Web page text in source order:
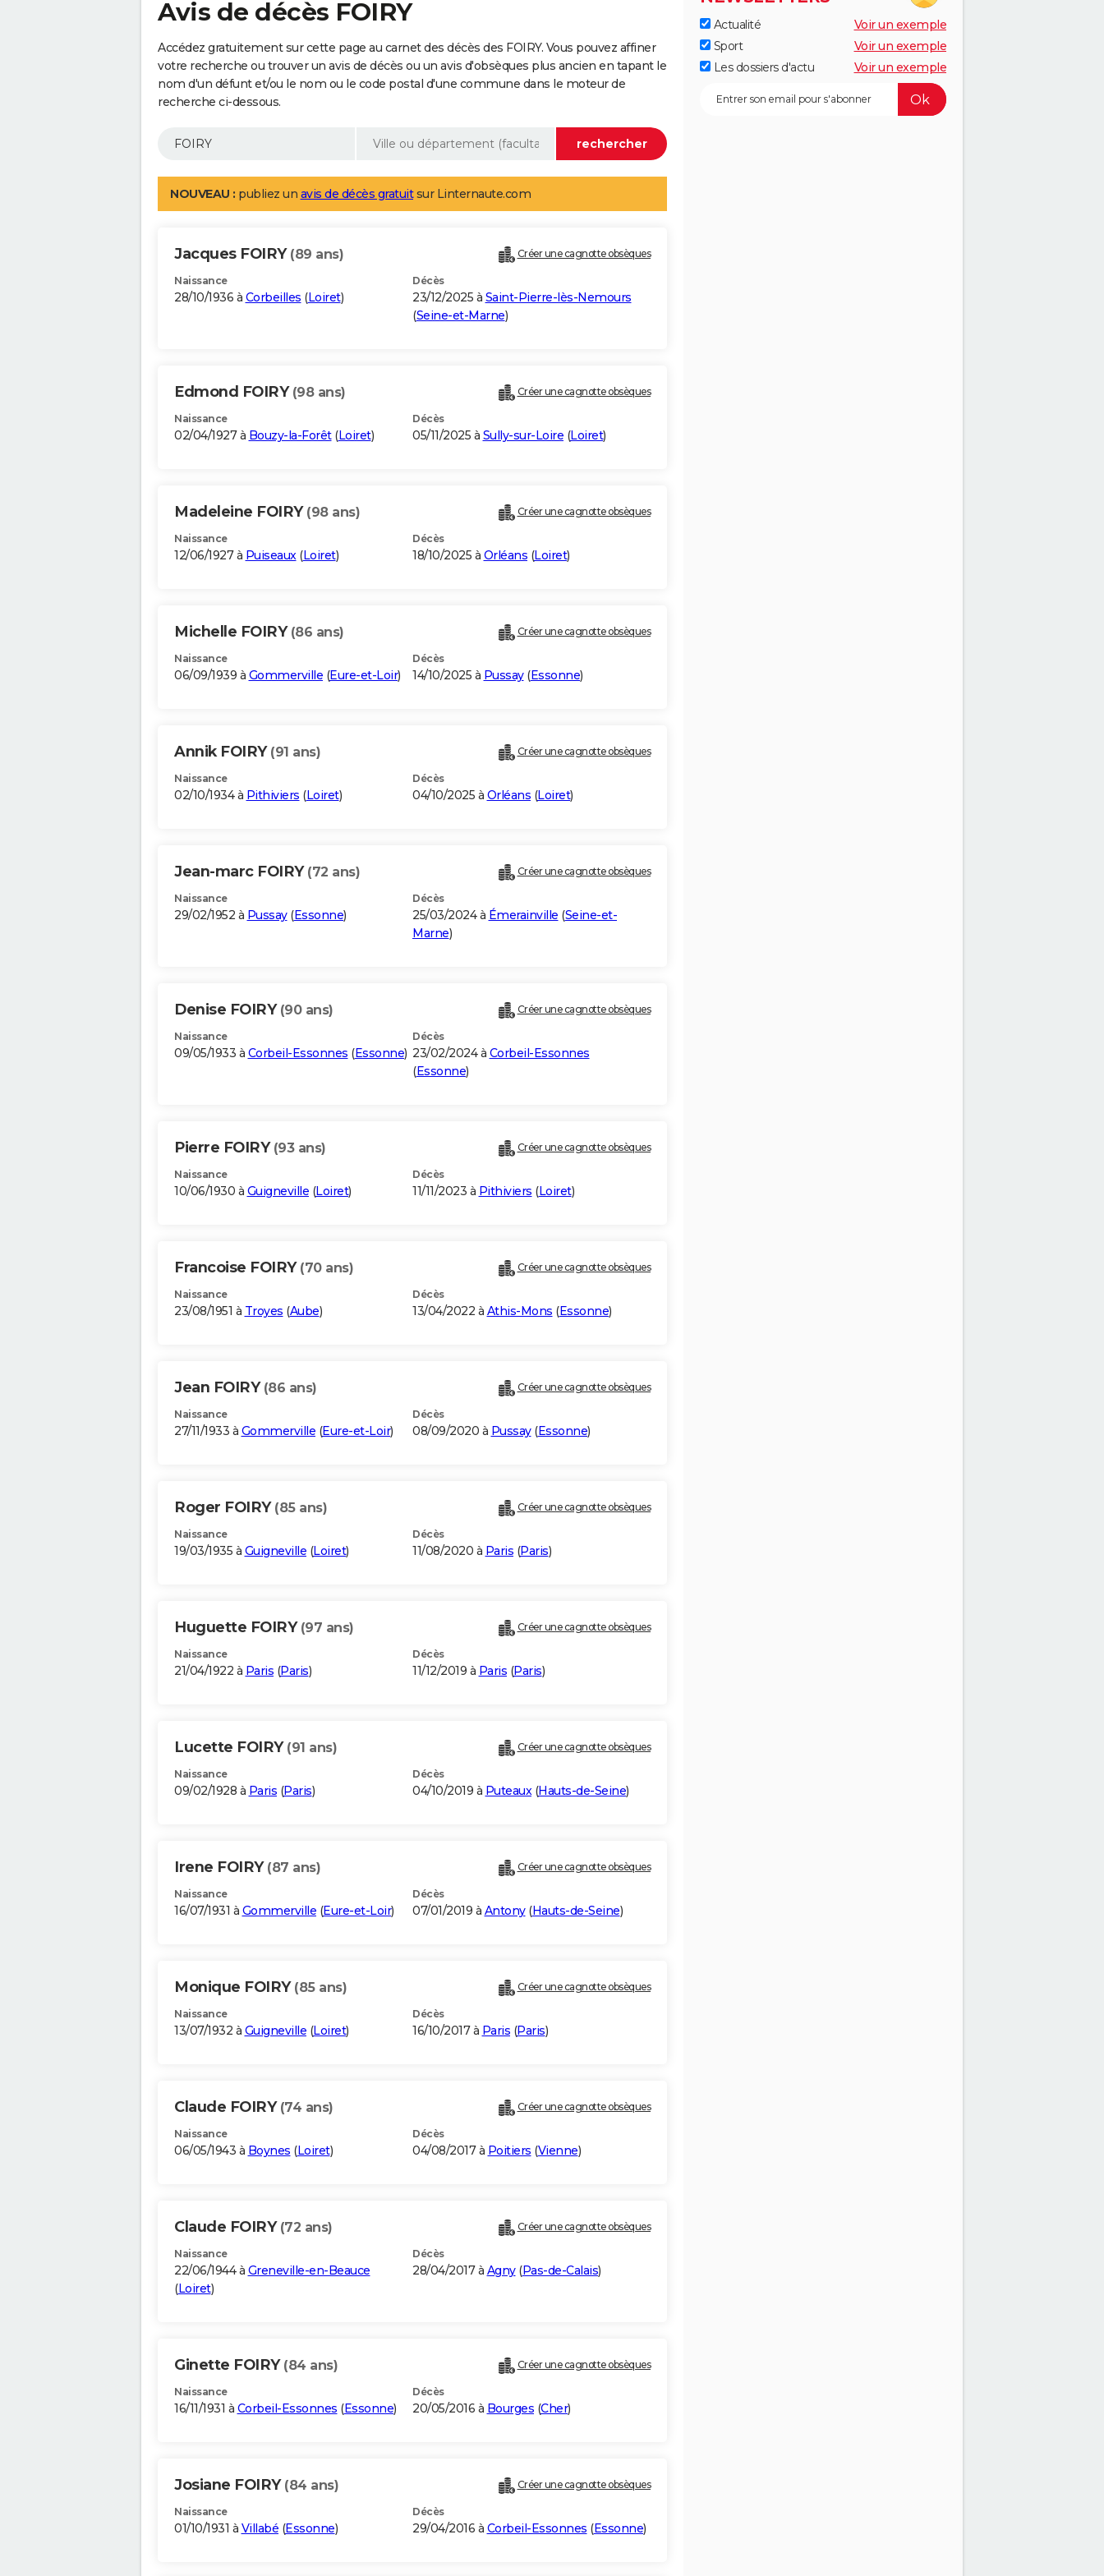
Avis de décès FOIRY
Accédez gratuitement sur cette page au carnet des décès des FOIRY. Vous pouvez affiner
votre recherche ou trouver un avis de décès ou un avis d'obsèques plus ancien en tapant le
nom d'un défunt et/ou le nom ou le code postal d'une commune dans le moteur de
recherche ci-dessous.
NOUVEAU : publiez un avis de décès gratuitsur Linternaute.com
Jacques FOIRY (89 ans) Créer une cagnotte obsèques
Naissance
28/10/1936 à Corbeilles (Loiret)
Décès
23/12/2025 à Saint-Pierre-lès-Nemours
(Seine-et-Marne)
Edmond FOIRY (98 ans) Créer une cagnotte obsèques
Naissance
02/04/1927 à Bouzy-la-Forêt(Loiret)
Décès
05/11/2025 à Sully-sur-Loire (Loiret)
Madeleine FOIRY (98 ans) Créer une cagnotte obsèques
Naissance
12/06/1927 à Puiseaux(Loiret)
Décès
18/10/2025 à Orléans (Loiret)
Michelle FOIRY (86 ans) Créer une cagnotte obsèques
Naissance
06/09/1939 à Gommerville (Eure-et-Loir)
Décès
14/10/2025 à Pussay(Essonne)
Annik FOIRY (91 ans) Créer une cagnotte obsèques
Naissance
02/10/1934 à Pithiviers (Loiret)
Décès
04/10/2025 à Orléans (Loiret)
Jean-marc FOIRY (72 ans) Créer une cagnotte obsèques
Naissance
29/02/1952 à Pussay(Essonne)
Décès
25/03/2024 à Émerainville (Seine-et-
Marne)
Denise FOIRY (90 ans) Créer une cagnotte obsèques
Naissance
09/05/1933 à Corbeil-Essonnes (Essonne)
Décès
23/02/2024 à Corbeil-Essonnes
(Essonne)
Pierre FOIRY (93 ans) Créer une cagnotte obsèques
Naissance
10/06/1930 à Guigneville (Loiret)
Décès
11/11/2023 à Pithiviers (Loiret)
Francoise FOIRY (70 ans) Créer une cagnotte obsèques
Naissance
23/08/1951 à Troyes (Aube)
Décès
13/04/2022 à Athis-Mons (Essonne)
Jean FOIRY (86 ans) Créer une cagnotte obsèques
Naissance
27/11/1933 à Gommerville (Eure-et-Loir)
Décès
08/09/2020 à Pussay(Essonne)
Roger FOIRY (85 ans) Créer une cagnotte obsèques
Naissance
19/03/1935 à Guigneville (Loiret)
Décès
11/08/2020 à Paris (Paris)
Huguette FOIRY (97 ans) Créer une cagnotte obsèques
Naissance
21/04/1922 à Paris (Paris)
Décès
11/12/2019 à Paris (Paris)
Lucette FOIRY (91 ans) Créer une cagnotte obsèques
Naissance
09/02/1928 à Paris (Paris)
Décès
04/10/2019 à Puteaux(Hauts-de-Seine)
Irene FOIRY (87 ans) Créer une cagnotte obsèques
Naissance
16/07/1931 à Gommerville (Eure-et-Loir)
Décès
07/01/2019 à Antony(Hauts-de-Seine)
Monique FOIRY (85 ans) Créer une cagnotte obsèques
Naissance
13/07/1932 à Guigneville (Loiret)
Décès
16/10/2017 à Paris (Paris)
Claude FOIRY (74 ans) Créer une cagnotte obsèques
Naissance
06/05/1943 à Boynes (Loiret)
Décès
04/08/2017 à Poitiers (Vienne)
Claude FOIRY (72 ans) Créer une cagnotte obsèques
Naissance
22/06/1944 à Greneville-en-Beauce
(Loiret)
Décès
28/04/2017 à Agny(Pas-de-Calais)
Ginette FOIRY (84 ans) Créer une cagnotte obsèques
Naissance
16/11/1931 à Corbeil-Essonnes (Essonne)
Décès
20/05/2016 à Bourges (Cher)
Josiane FOIRY (84 ans) Créer une cagnotte obsèques
Naissance
01/10/1931 à Villabé (Essonne)
Décès
29/04/2016 à Corbeil-Essonnes (Essonne)
Actualité
Voir un exemple
Sport
Voir un exemple
Les dossiers d'actu
Voir un exemple